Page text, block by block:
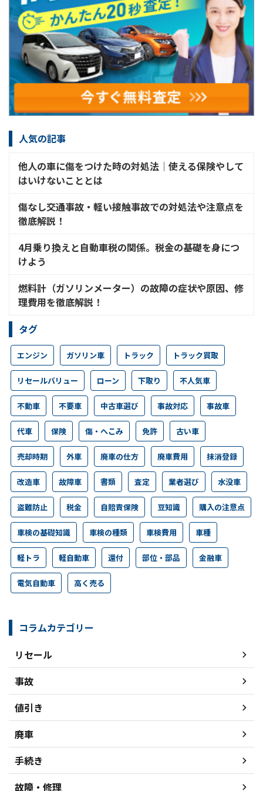
人気の記事
他人の車に傷をつけた時の対処法│使える保険やして
はいけないこととは
傷なし交通事故・軽い接触事故での対処法や注意点を
徹底解説！
4月乗り換えと自動車税の関係。税金の基礎を身につ
けよう
燃料計（ガソリンメーター）の故障の症状や原因、修
理費用を徹底解説！
タグ
エンジン ガソリン車 トラック トラック買取
リセールバリュー ローン 下取り 不人気車
不動車 不要車 中古車選び 事故対応 事故車
代車 保険 傷・へこみ 免許 古い車
売却時期 外車 廃車の仕方 廃車費用 抹消登録
改造車 故障車 書類 査定 業者選び 水没車
盗難防止 税金 自賠責保険 豆知識 購入の注意点
車検の基礎知識 車検の種類 車検費用 車種
軽トラ 軽自動車 還付 部位・部品 金融車
電気自動車 高く売る
コラムカテゴリー
リセール
事故
値引き
廃車
手続き
故障・修理